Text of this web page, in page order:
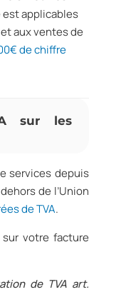
est applicables
aux ventes de
de chiffre
sur les
services depuis
de l’Union
de TVA.
votre facture
de TVA art.